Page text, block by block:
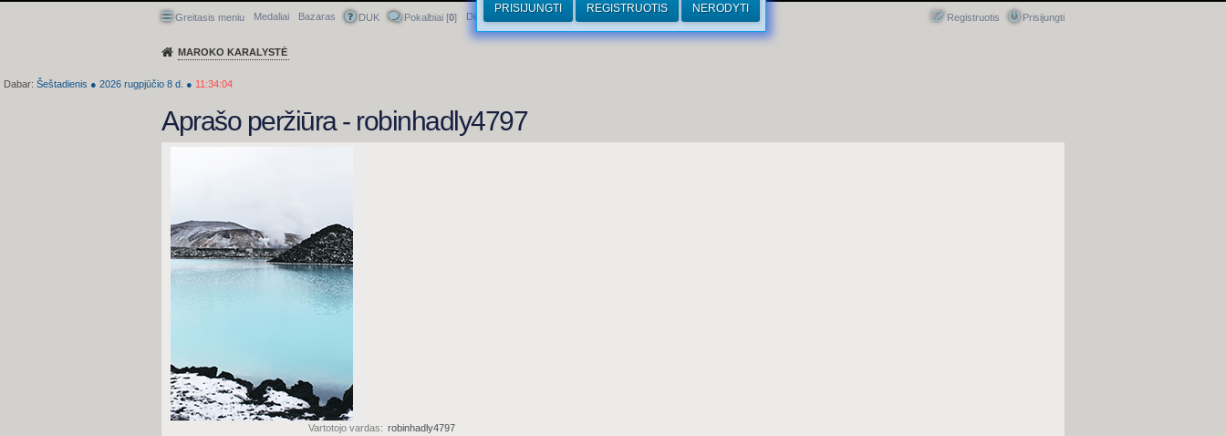
Greitasis meniu Medaliai Bazaras DUK Pokalbiai [0] Dirhamai Prisijungti
Registruotis
MAROKO KARALYSTĖ
Dabar: Šeštadienis ● 2026 rugpjūčio 8 d. ● 11:34:04
PRISIJUNGTI REGISTRUOTIS NERODYTI
Aprašo peržiūra - robinhadly4797
Vartotojo vardas: robinhadly4797